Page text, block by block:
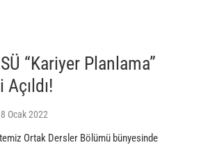
“Kariyer Planlama”
Açıldı!
8 Ocak 2022
Ortak Dersler Bölümü bünyesinde